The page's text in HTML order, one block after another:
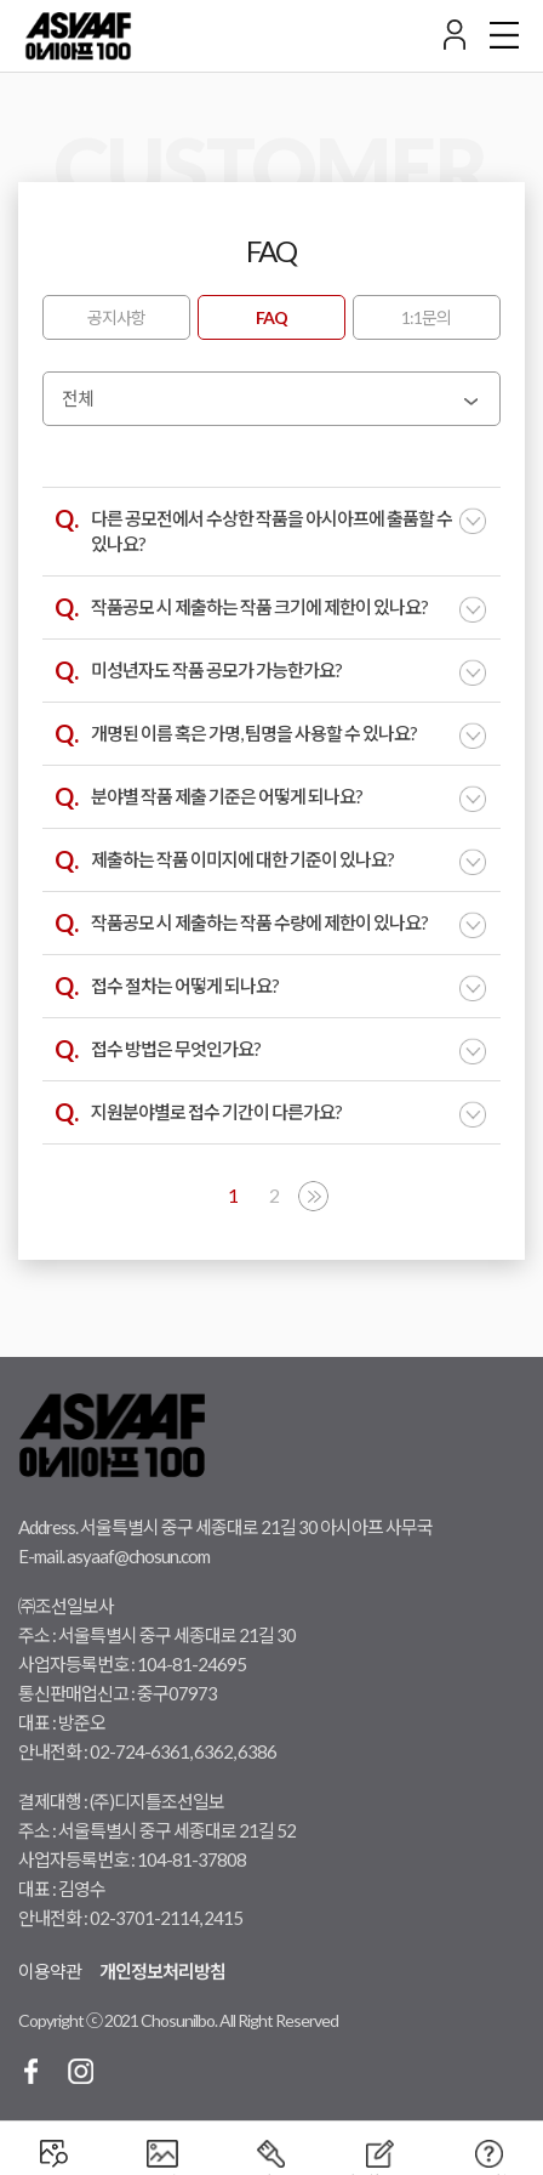
CUSTOMER
FAQ
공지사항 FAQ 1:1문의
전체
다른 공모전에서 수상한 작품을 아시아프에 출품할 수
있나요?
작품공모 시 제출하는 작품 크기에 제한이 있나요?
미성년자도 작품 공모가 가능한가요?
개명된 이름 혹은 가명, 팀명을 사용할 수 있나요?
분야별 작품 제출 기준은 어떻게 되나요?
제출하는 작품 이미지에 대한 기준이 있나요?
작품공모 시 제출하는 작품 수량에 제한이 있나요?
접수 절차는 어떻게 되나요?
접수 방법은 무엇인가요?
지원분야별로 접수 기간이 다른가요?
1 2
Address. 서울특별시 중구 세종대로 21길 30 아시아프 사무국
E-mail. asyaaf@chosun.com
㈜조선일보사
주소 : 서울특별시 중구 세종대로 21길 30
사업자등록번호 : 104-81-24695
통신판매업신고 : 중구07973
대표 : 방준오
안내전화 : 02-724-6361, 6362, 6386
결제대행 : (주)디지틀조선일보
주소 : 서울특별시 중구 세종대로 21길 52
사업자등록번호 : 104-81-37808
대표 : 김영수
안내전화 : 02-3701-2114, 2415
이용약관 개인정보처리방침
Copyright ⓒ 2021 Chosunilbo. All Right Reserved